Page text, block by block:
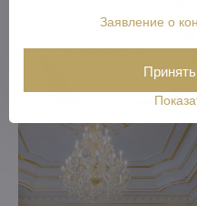
Заявление о